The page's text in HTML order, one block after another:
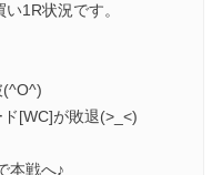
1R状況です。
(^O^)
[WC]が敗退(>_<)
本戦へ♪